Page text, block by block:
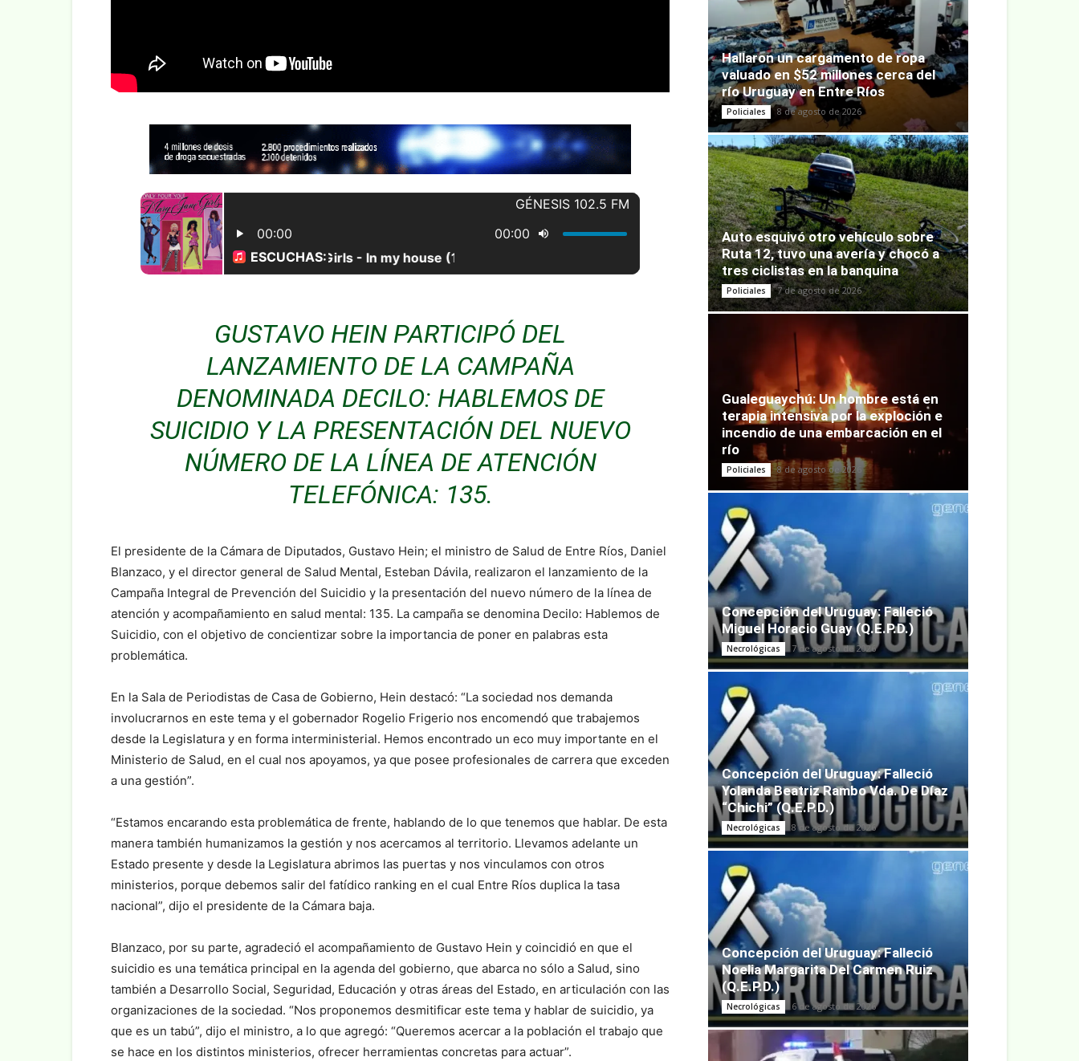
GUSTAVO HEIN PARTICIPÓ DEL
LANZAMIENTO DE LA CAMPAÑA
DENOMINADA DECILO: HABLEMOS DE
SUICIDIO Y LA PRESENTACIÓN DEL NUEVO
NÚMERO DE LA LÍNEA DE ATENCIÓN
TELEFÓNICA: 135.
El presidente de la Cámara de Diputados, Gustavo Hein; el ministro de Salud de Entre Ríos, Daniel
Blanzaco, y el director general de Salud Mental, Esteban Dávila, realizaron el lanzamiento de la
Campaña Integral de Prevención del Suicidio y la presentación del nuevo número de la línea de
atención y acompañamiento en salud mental: 135. La campaña se denomina Decilo: Hablemos de
Suicidio, con el objetivo de concientizar sobre la importancia de poner en palabras esta
problemática.
En la Sala de Periodistas de Casa de Gobierno, Hein destacó: “La sociedad nos demanda
involucrarnos en este tema y el gobernador Rogelio Frigerio nos encomendó que trabajemos
desde la Legislatura y en forma interministerial. Hemos encontrado un eco muy importante en el
Ministerio de Salud, en el cual nos apoyamos, ya que posee profesionales de carrera que exceden
a una gestión”.
“Estamos encarando esta problemática de frente, hablando de lo que tenemos que hablar. De esta
manera también humanizamos la gestión y nos acercamos al territorio. Llevamos adelante un
Estado presente y desde la Legislatura abrimos las puertas y nos vinculamos con otros
ministerios, porque debemos salir del fatídico ranking en el cual Entre Ríos duplica la tasa
nacional”, dijo el presidente de la Cámara baja.
Blanzaco, por su parte, agradeció el acompañamiento de Gustavo Hein y coincidió en que el
suicidio es una temática principal en la agenda del gobierno, que abarca no sólo a Salud, sino
también a Desarrollo Social, Seguridad, Educación y otras áreas del Estado, en articulación con las
organizaciones de la sociedad. “Nos proponemos desmitificar este tema y hablar de suicidio, ya
que es un tabú”, dijo el ministro, a lo que agregó: “Queremos acercar a la población el trabajo que
se hace en los distintos ministerios, ofrecer herramientas concretas para actuar”.
Hallaron un cargamento de ropa
valuado en $52 millones cerca del
río Uruguay en Entre Ríos
Policiales 8 de agosto de 2026
Auto esquivó otro vehículo sobre
Ruta 12, tuvo una avería y chocó a
tres ciclistas en la banquina
Policiales 7 de agosto de 2026
Gualeguaychú: Un hombre está en
terapia intensiva por la exploción e
incendio de una embarcación en el
río
Policiales 8 de agosto de 2026
Concepción del Uruguay: Falleció
Miguel Horacio Guay (Q.E.P.D.)
Necrológicas 7 de agosto de 2026
Concepción del Uruguay: Falleció
Yolanda Beatriz Rambo Vda. De Díaz
“Chichi” (Q.E.P.D.)
Necrológicas 8 de agosto de 2026
Concepción del Uruguay: Falleció
Noelia Margarita Del Carmen Ruiz
(Q.E.P.D.)
Necrológicas 6 de agosto de 2026